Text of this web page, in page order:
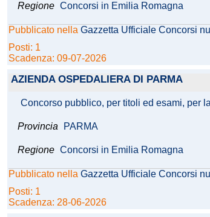
Regione Concorsi in Emilia Romagna
Pubblicato nella Gazzetta Ufficiale Concorsi
Posti: 1
Scadenza: 09-07-2026
AZIENDA OSPEDALIERA DI PARMA
Concorso pubblico, per titoli ed esami, per
Provincia PARMA
Regione Concorsi in Emilia Romagna
Pubblicato nella Gazzetta Ufficiale Concorsi
Posti: 1
Scadenza: 28-06-2026